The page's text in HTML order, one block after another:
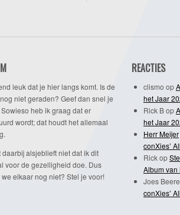
leuk dat je hier langs komt. Is de
niet geraden? Geef dan snel je
heb ik graag dat er
wordt; dat houdt het allemaal
daarbij alsjeblieft niet dat ik dit
voor de gezelligheid doe. Dus
elkaar nog niet? Stel je voor!
REACTIES
clismo op
het Jaar
Rick Bop
het Jaar
Herr Meijer
conXies’
Rickop
Album van
Joes
conXies’